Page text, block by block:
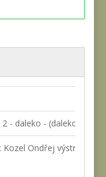
- daleko - (daleko)
Kozel Ondřej výstraha